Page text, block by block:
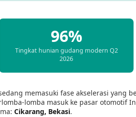
96%
Tingkat hunian gudang modern Q2
2026
memasuki fase akselerasi yang
lomba masuk ke pasar otomotif
Cikarang, Bekasi.